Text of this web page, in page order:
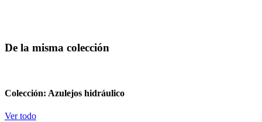
De la misma colección
Colección: Azulejos hidráulico
Ver todo